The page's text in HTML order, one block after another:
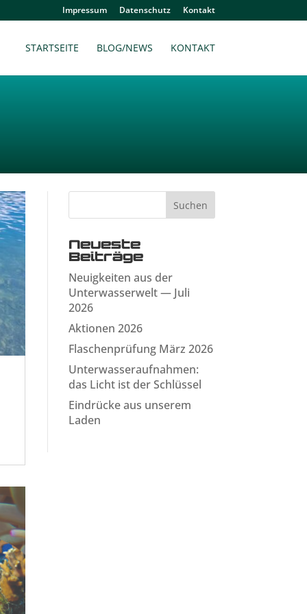
Impressum Datenschutz Kontakt
STARTSEITE BLOG/NEWS KONTAKT
Neueste
Beiträge
Neuigkeiten aus der
Unterwasserwelt — Juli
2026
Aktionen 2026
Flaschenprüfung März 2026
Unterwasseraufnahmen:
das Licht ist der Schlüssel
Eindrücke aus unserem
Laden